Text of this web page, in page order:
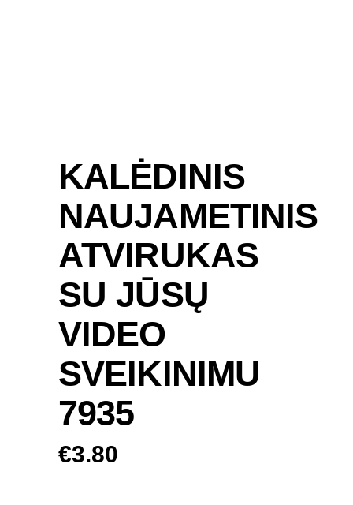
KALĖDINIS
NAUJAMETINIS
ATVIRUKAS
SU JŪSŲ
VIDEO
SVEIKINIMU
7935
€3.80